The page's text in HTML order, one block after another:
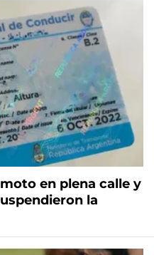
en plena calle y
la